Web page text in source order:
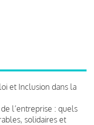
et Inclusion dans la
l’entreprise : quels
solidaires et